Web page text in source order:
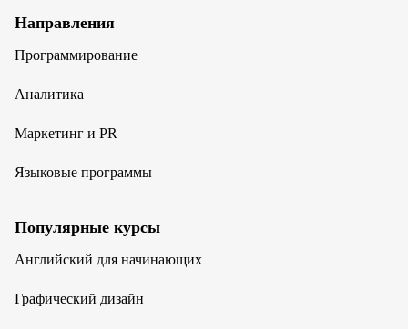
Направления
Программирование
Аналитика
Маркетинг и PR
Языковые программы
Популярные курсы
Английский для начинающих
Графический дизайн